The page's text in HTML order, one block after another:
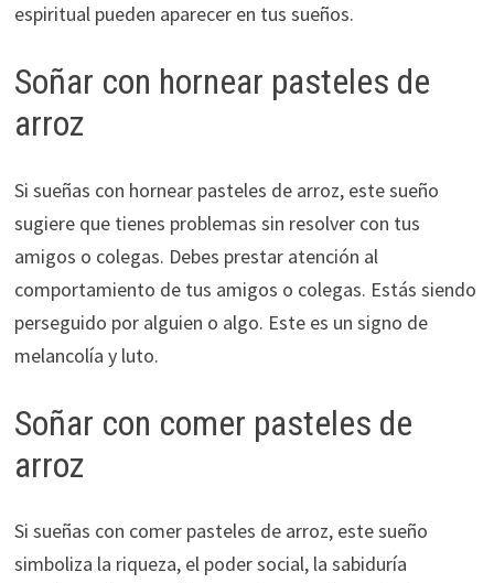
espiritual pueden aparecer en tus sueños.
Soñar con hornear pasteles de
arroz
Si sueñas con hornear pasteles de arroz, este sueño
sugiere que tienes problemas sin resolver con tus
amigos o colegas. Debes prestar atención al
comportamiento de tus amigos o colegas. Estás siendo
perseguido por alguien o algo. Este es un signo de
melancolía y luto.
Soñar con comer pasteles de
arroz
Si sueñas con comer pasteles de arroz, este sueño
simboliza la riqueza, el poder social, la sabiduría